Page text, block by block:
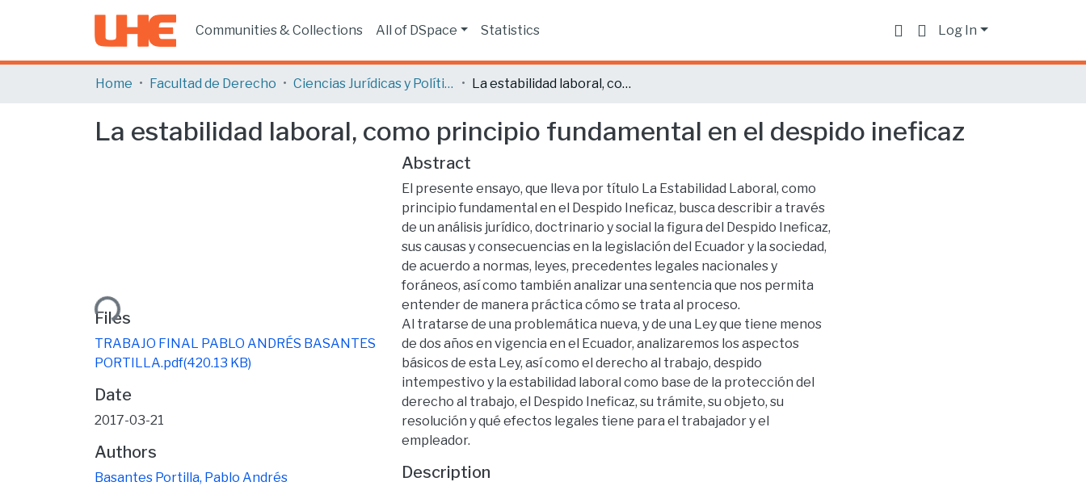
Communities & Collections All of DSpace Statistics Log In
Home Facultad de Derecho Ciencias Jurídicas y Políticas La estabilidad laboral, como principio fundamental en el despido ineficaz
La estabilidad laboral, como principio fundamental en el despido ineficaz
Loading...
Files
TRABAJO FINAL PABLO ANDRÉS BASANTES
PORTILLA.pdf(420.13 KB)
Date
2017-03-21
Authors
Basantes Portilla, Pablo Andrés
Abstract
El presente ensayo, que lleva por título La Estabilidad Laboral, como
principio fundamental en el Despido Ineficaz, busca describir a través
de un análisis jurídico, doctrinario y social la figura del Despido Ineficaz,
sus causas y consecuencias en la legislación del Ecuador y la sociedad,
de acuerdo a normas, leyes, precedentes legales nacionales y
foráneos, así como también analizar una sentencia que nos permita
entender de manera práctica cómo se trata al proceso.
Al tratarse de una problemática nueva, y de una Ley que tiene menos
de dos años en vigencia en el Ecuador, analizaremos los aspectos
básicos de esta Ley, así como el derecho al trabajo, despido
intempestivo y la estabilidad laboral como base de la protección del
derecho al trabajo, el Despido Ineficaz, su trámite, su objeto, su
resolución y qué efectos legales tiene para el trabajador y el
empleador.
Description